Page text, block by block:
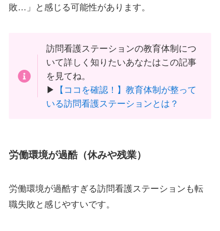
敗…」と感じる可能性があります。
訪問看護ステーションの教育体制につ
いて詳しく知りたいあなたはこの記事
を見てね。
▶
【ココを確認！】教育体制が整って
いる訪問看護ステーションとは？
労働環境が過酷（休みや残業）
労働環境が過酷すぎる訪問看護ステーションも転
職失敗と感じやすいです。